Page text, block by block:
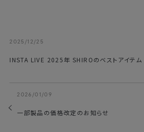
2026/01/09
一部製品の価格改定のお知らせ
2025/12/25
INSTA LIVE 2025年 SHIROのベストアイテム